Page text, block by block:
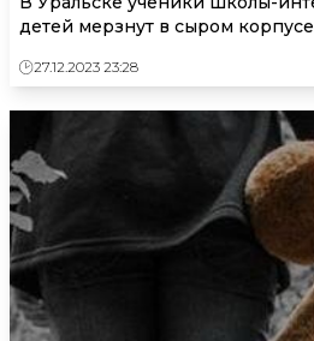
детей мерзнут в сыром
27.12.2023 23:28